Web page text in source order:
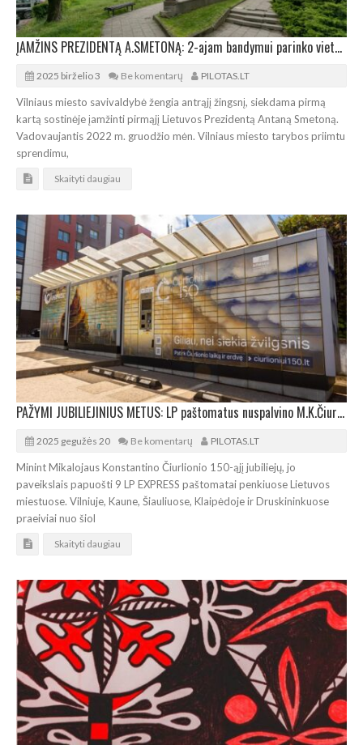
ĮAMŽINS PREZIDENTĄ A.SMETONĄ: 2-ajam bandymui parinko vietą priešais Vilniaus senąjį teatrą
2025 birželio 3 Be komentarų PILOTAS.LT
Vilniaus miesto savivaldybė žengia antrąjį žingsnį, siekdama pirmą
kartą sostinėje įamžinti pirmąjį Lietuvos Prezidentą Antaną Smetoną.
Vadovaujantis 2022 m. gruodžio mėn. Vilniaus miesto tarybos priimtu
sprendimu,
Skaityti daugiau
PAŽYMI JUBILIEJINIUS METUS: LP paštomatus nuspalvino M.K.Čiurlionio paveikslai
2025 gegužės 20 Be komentarų PILOTAS.LT
Minint Mikalojaus Konstantino Čiurlionio 150-ąjį jubiliejų, jo
paveikslais papuošti 9 LP EXPRESS paštomatai penkiuose Lietuvos
miestuose. Vilniuje, Kaune, Šiauliuose, Klaipėdoje ir Druskininkuose
praeiviai nuo šiol
Skaityti daugiau